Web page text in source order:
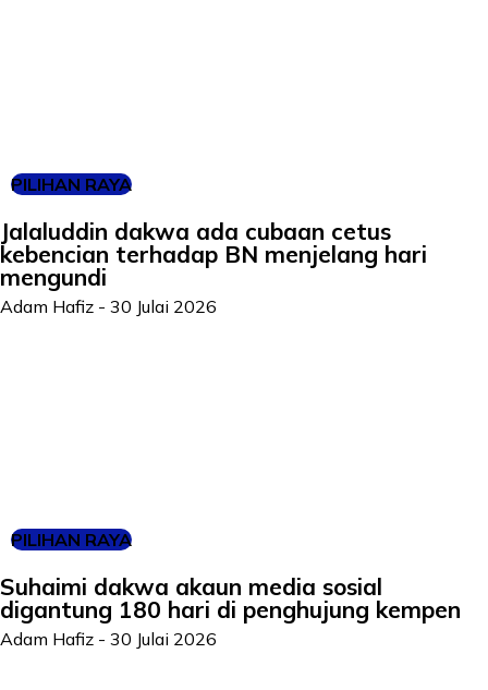
PILIHAN RAYA
Jalaluddin dakwa ada cubaan cetus
kebencian terhadap BN menjelang hari
mengundi
Adam Hafiz - 30 Julai 2026
PILIHAN RAYA
Suhaimi dakwa akaun media sosial
digantung 180 hari di penghujung kempen
Adam Hafiz - 30 Julai 2026